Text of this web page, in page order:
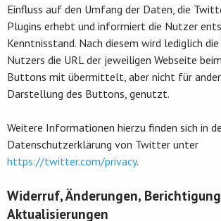
Einfluss auf den Umfang der Daten, die
Plugins erhebt und informiert die Nutzer
Kenntnisstand. Nach diesem wird lediglich
Nutzers die URL der jeweiligen Webseite
Buttons mit übermittelt, aber nicht für
Darstellung des Buttons, genutzt.
Weitere Informationen hierzu finden sich in
Datenschutzerklärung von Twitter unter
https://twitter.com/privacy.
Widerruf, Änderungen,
Aktualisierungen